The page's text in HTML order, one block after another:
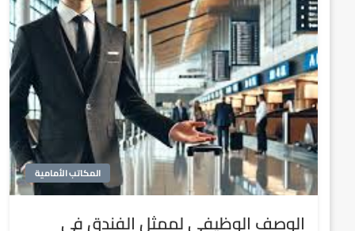
المكاتب الأمامية
الوصف الوظيفي لممثل الفندق في